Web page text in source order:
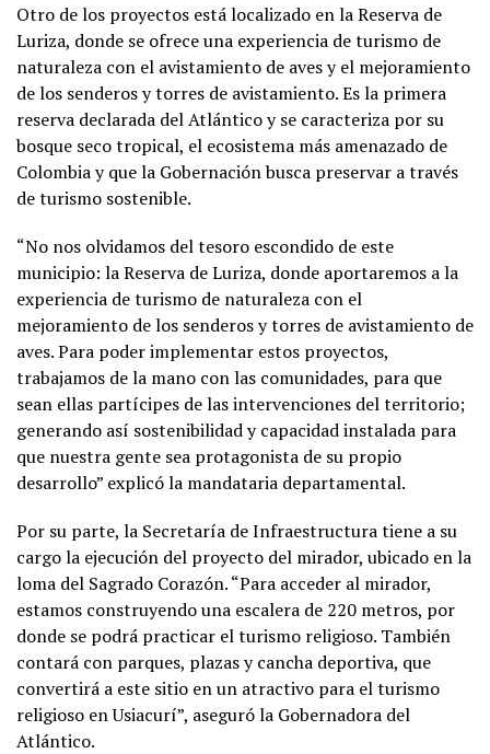
Otro de los proyectos está localizado en la Reserva de
Luriza, donde se ofrece una experiencia de turismo de
naturaleza con el avistamiento de aves y el mejoramiento
de los senderos y torres de avistamiento. Es la primera
reserva declarada del Atlántico y se caracteriza por su
bosque seco tropical, el ecosistema más amenazado de
Colombia y que la Gobernación busca preservar a través
de turismo sostenible.
“No nos olvidamos del tesoro escondido de este
municipio: la Reserva de Luriza, donde aportaremos a la
experiencia de turismo de naturaleza con el
mejoramiento de los senderos y torres de avistamiento de
aves. Para poder implementar estos proyectos,
trabajamos de la mano con las comunidades, para que
sean ellas partícipes de las intervenciones del territorio;
generando así sostenibilidad y capacidad instalada para
que nuestra gente sea protagonista de su propio
desarrollo” explicó la mandataria departamental.
Por su parte, la Secretaría de Infraestructura tiene a su
cargo la ejecución del proyecto del mirador, ubicado en la
loma del Sagrado Corazón. “Para acceder al mirador,
estamos construyendo una escalera de 220 metros, por
donde se podrá practicar el turismo religioso. También
contará con parques, plazas y cancha deportiva, que
convertirá a este sitio en un atractivo para el turismo
religioso en Usiacurí”, aseguró la Gobernadora del
Atlántico.